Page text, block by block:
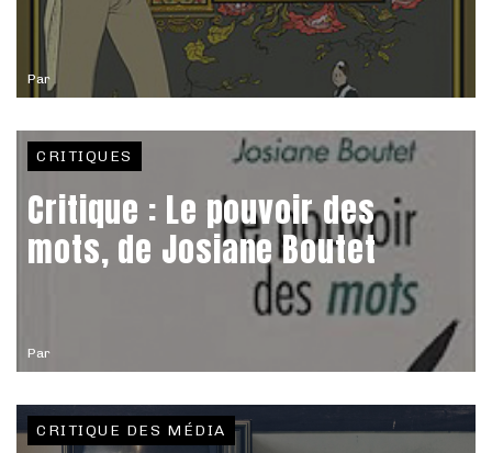
Par
Par
CRITIQUES
Critique : Le pouvoir des
mots, de Josiane Boutet
CRITIQUE DES MÉDIA